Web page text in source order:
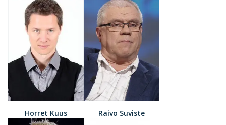
Horret Kuus Raivo Suviste